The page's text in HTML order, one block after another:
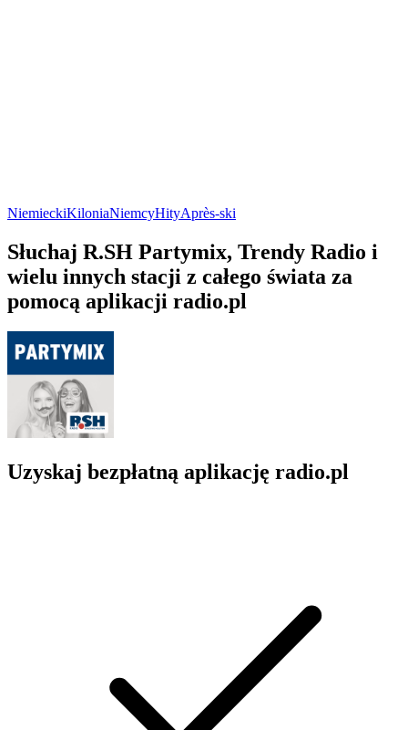
NiemieckiKiloniaNiemcyHityAprès-ski
Słuchaj R.SH Partymix, Trendy Radio i
wielu innych stacji z całego świata za
pomocą aplikacji radio.pl
Uzyskaj bezpłatną aplikację radio.pl